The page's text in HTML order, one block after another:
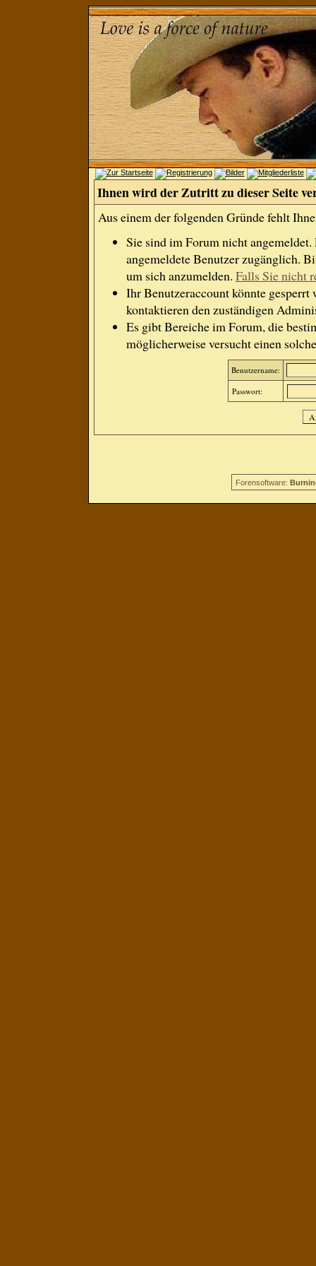
Ihnen wird der Zutritt zu dieser Seite
Aus einem der folgenden Gründe fehlt
Sie sind im Forum nicht
angemeldete Benutzer zugänglich.
um sich anzumelden. Falls Sie nicht
Ihr Benutzeraccount könnte gesperrt
kontaktieren den zuständigen
Es gibt Bereiche im Forum, die
möglicherweise versucht einen
Benutzername:
Passwort:
Forensoftware: